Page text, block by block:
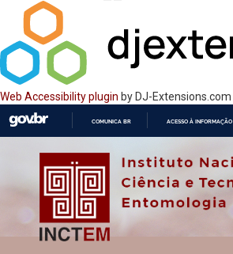
Web Accessibility plugin by DJ-Extensions.com
O
COMUNICA BR ACESSO À INFORMAÇÃO